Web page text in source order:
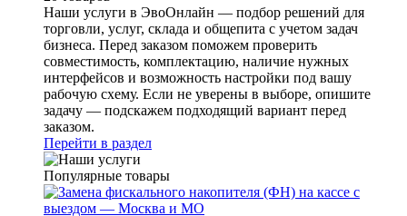
Наши услуги в ЭвоОнлайн — подбор решений для
торговли, услуг, склада и общепита с учетом задач
бизнеса. Перед заказом поможем проверить
совместимость, комплектацию, наличие нужных
интерфейсов и возможность настройки под вашу
рабочую схему. Если не уверены в выборе, опишите
задачу — подскажем подходящий вариант перед
заказом.
Перейти в раздел
Популярные товары